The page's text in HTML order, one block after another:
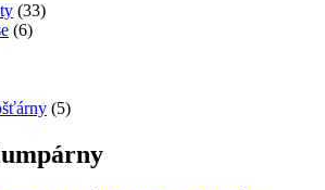
(33)
(6)
(5)